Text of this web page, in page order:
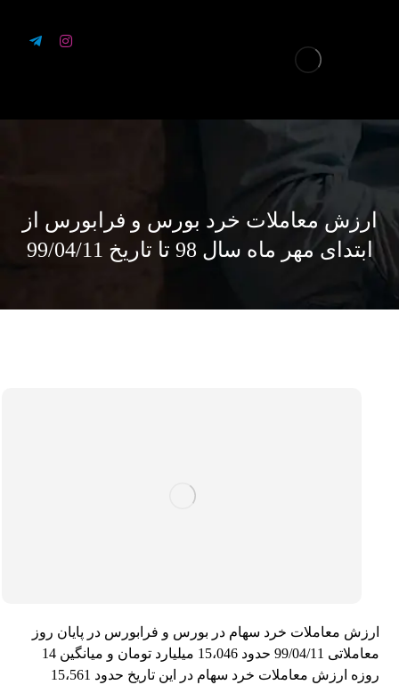
ارزش معاملات خرد بورس و فرابورس از
ابتدای مهر ماه سال 98 تا تاریخ 99/04/11
ارزش معاملات خرد سهام در بورس و فرابورس در پایان روز
معاملاتی 99/04/11 حدود 15،046 میلیارد تومان و میانگین 14
روزه ارزش معاملات خرد سهام در این تاریخ حدود 15،561